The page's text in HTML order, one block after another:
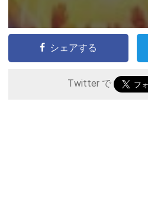
シェアする
Twitter で